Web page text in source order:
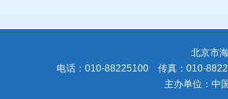
北京市
电话：010-88225100 传真：010-
主办单位：中